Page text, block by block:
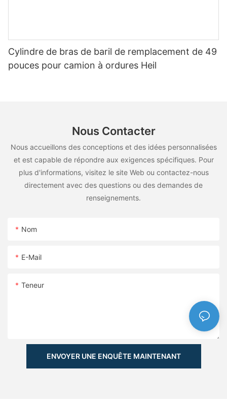
Cylindre de bras de baril de remplacement de 49
pouces pour camion à ordures Heil
Nous Contacter
Nous accueillons des conceptions et des idées personnalisées
et est capable de répondre aux exigences spécifiques. Pour
plus d'informations, visitez le site Web ou contactez-nous
directement avec des questions ou des demandes de
renseignements.
Nom
E-Mail
Teneur
ENVOYER UNE ENQUÊTE MAINTENANT